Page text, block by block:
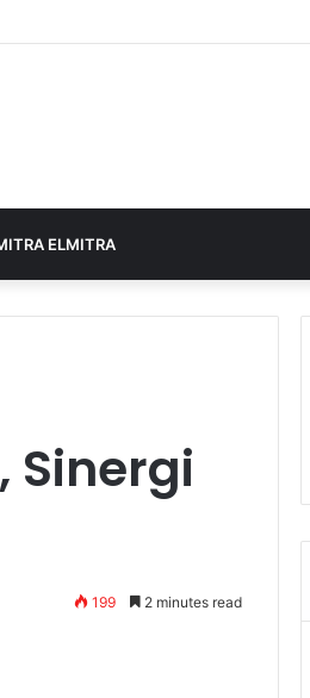
Daerah Percepat Peningkatan PAD
ELMITRA
Sinergi
199 2 minutes read